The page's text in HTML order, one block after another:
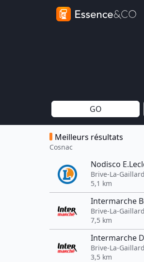
GO
Meilleurs résultats
Cosnac
Nodisco
Brive-La-
5,1 km
Intermarche
Brive-La-
7,5 km
Intermarche
Brive-La-
3,5 km